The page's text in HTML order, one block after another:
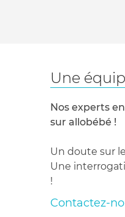
Une
Nos experts
sur allobébé !
Un doute sur
Une
!
Contactez-